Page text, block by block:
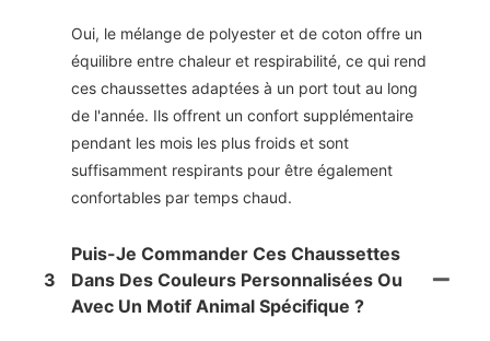
Oui, le mélange de polyester et de coton offre un
équilibre entre chaleur et respirabilité, ce qui rend
ces chaussettes adaptées à un port tout au long
de l'année. Ils offrent un confort supplémentaire
pendant les mois les plus froids et sont
suffisamment respirants pour être également
confortables par temps chaud.
3
Puis-Je Commander Ces Chaussettes
Dans Des Couleurs Personnalisées Ou
Avec Un Motif Animal Spécifique ?